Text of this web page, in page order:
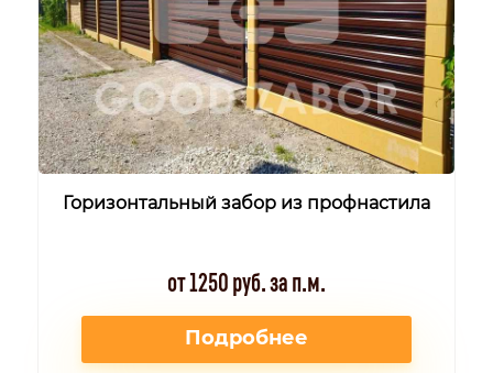
Горизонтальный забор из профнастила
от 1250 руб. за п.м.
Подробнее